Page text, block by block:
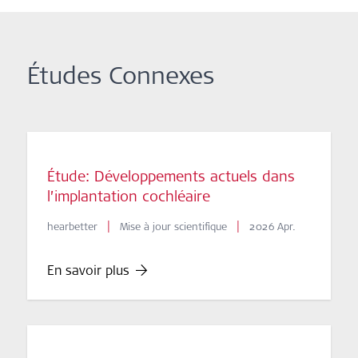
Études Connexes
Étude: Développements actuels dans
l’implantation cochléaire
hearbetter | Mise à jour scientifique | 2026 Apr.
En savoir plus